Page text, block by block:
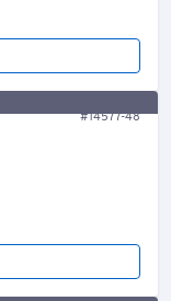
#14577-48